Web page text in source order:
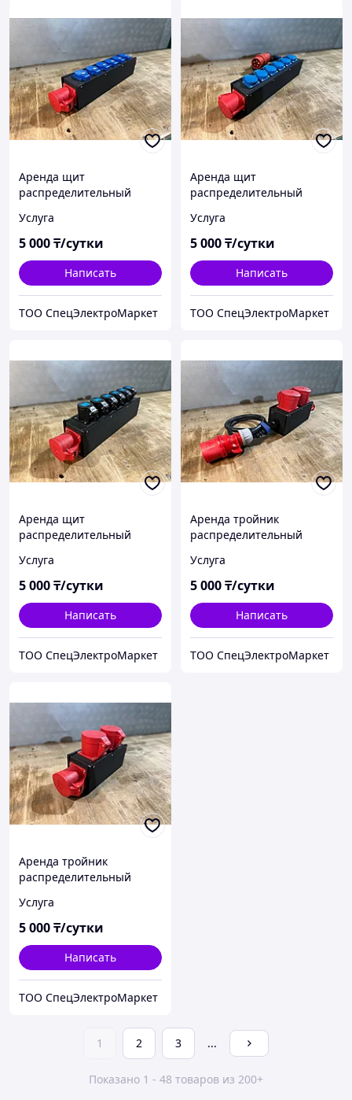
Аренда щит
распределительный
Услуга
5 000₸/сутки
Написать
ТОО СпецЭлектроМаркет
Аренда щит
распределительный
Услуга
5 000₸/сутки
Написать
ТОО СпецЭлектроМаркет
Аренда щит
распределительный
Услуга
5 000₸/сутки
Написать
ТОО СпецЭлектроМаркет
Аренда тройник
распределительный
Услуга
5 000₸/сутки
Написать
ТОО СпецЭлектроМаркет
Аренда тройник
распределительный
Услуга
5 000₸/сутки
Написать
ТОО СпецЭлектроМаркет
1 2 3 ...
Показано 1 - 48 товаров из 200+